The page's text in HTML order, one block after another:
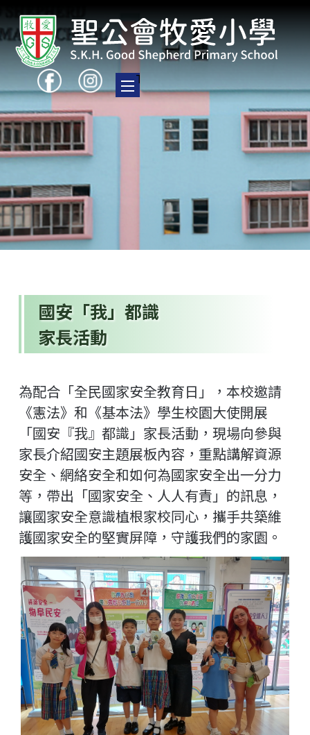
Toggle main menu visibility
國安「我」都識
家長活動
為配合「全民國家安全教育日」，本校邀請
《憲法》和《基本法》 學生校園大使開展
「國安『我』都識」家長活動， 現場向參與
家長介紹國安主題展板內容，重點講解資源
安全、 網絡安全和如何為國家安全出一分力
等，帶出「國家安全、 人人有責」的訊息，
讓國家安全意識植根家校同心， 攜手共築維
護國家安全的堅實屏障，守護我們的家園。